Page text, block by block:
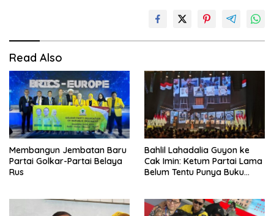
Read Also
Membangun Jembatan Baru
Partai Golkar-Partai Belaya
Rus
Bahlil Lahadalia Guyon ke
Cak Imin: Ketum Partai Lama
Belum Tentu Punya Buku